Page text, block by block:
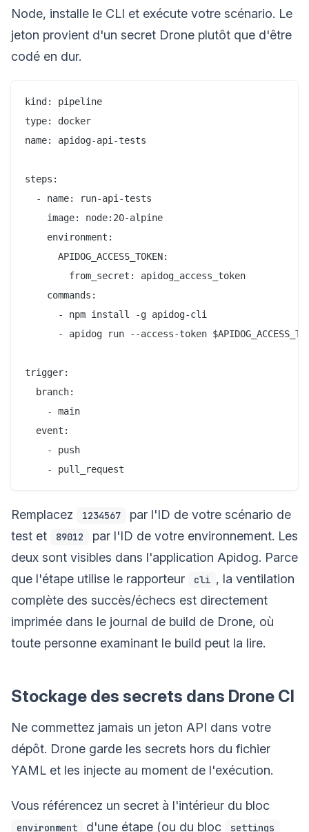
Node, installe le CLI et exécute votre scénario. Le
jeton provient d'un secret Drone plutôt que d'être
codé en dur.
kind: pipeline
type: docker
name: apidog-api-tests
steps:
  - name: run-api-tests
    image: node:20-alpine
    environment:
      APIDOG_ACCESS_TOKEN:
        from_secret: apidog_access_token
    commands:
      - npm install -g apidog-cli
- apidog run --access-token
trigger:
  branch:
    - main
  event:
    - push
Remplacez 1234567
par l'ID de votre scénario de
test et
89012
par l'ID de votre environnement. Les
deux sont visibles dans l'application Apidog. Parce
que l'étape utilise le rapporteur
cli , la ventilation
complète des succès/échecs est directement
imprimée dans le journal de build de Drone, où
toute personne examinant le build peut la lire.
Stockage des secrets dans Drone CI
Ne commettez jamais un jeton API dans votre
dépôt. Drone garde les secrets hors du fichier
YAML et les injecte au moment de l'exécution.
Vous référencez un secret à l'intérieur du bloc
environment d'une étape (ou du bloc settings